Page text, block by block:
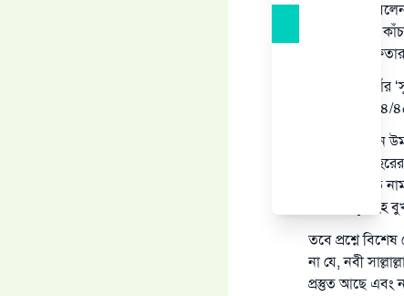
আনাস (রাঃ)
করতেন। যদি
পানি দিয়ে
দারা কুতনি
গালিল’ গ্রন্থে
আব্দুল্লাহ্ ইবনে
পড়তেন।
পর দুই রাকাত
পড়তেন।[সহিহ
তবে প্রশ্নে
না যে, নবী
প্রস্তুত আছে এবং